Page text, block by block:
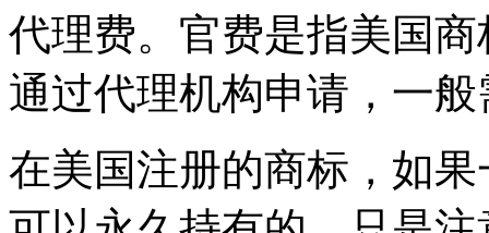
代理费。官费是指美国
通过代理机构申请，一
在美国注册的商标，如